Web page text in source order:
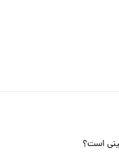
است؟